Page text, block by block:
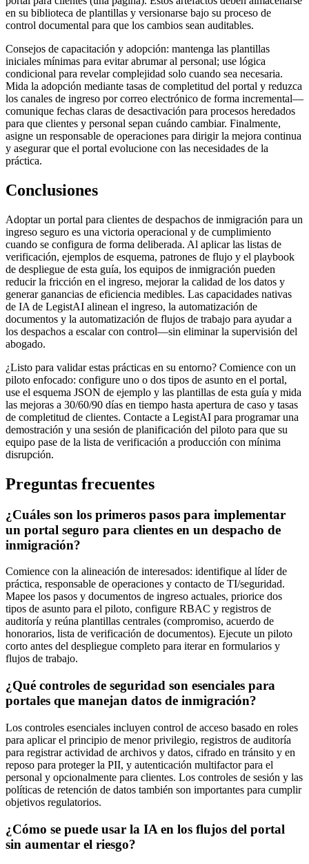
en su biblioteca de plantillas y versionarse bajo su proceso de
control documental para que los cambios sean auditables.
Consejos de capacitación y adopción: mantenga las plantillas
iniciales mínimas para evitar abrumar al personal; use lógica
condicional para revelar complejidad solo cuando sea necesaria.
Mida la adopción mediante tasas de completitud del portal y reduzca
los canales de ingreso por correo electrónico de forma incremental—
comunique fechas claras de desactivación para procesos heredados
para que clientes y personal sepan cuándo cambiar. Finalmente,
asigne un responsable de operaciones para dirigir la mejora continua
y asegurar que el portal evolucione con las necesidades de la
práctica.
Conclusiones
Adoptar un portal para clientes de despachos de inmigración para un
ingreso seguro es una victoria operacional y de cumplimiento
cuando se configura de forma deliberada. Al aplicar las listas de
verificación, ejemplos de esquema, patrones de flujo y el playbook
de despliegue de esta guía, los equipos de inmigración pueden
reducir la fricción en el ingreso, mejorar la calidad de los datos y
generar ganancias de eficiencia medibles. Las capacidades nativas
de IA de LegistAI alinean el ingreso, la automatización de
documentos y la automatización de flujos de trabajo para ayudar a
los despachos a escalar con control—sin eliminar la supervisión del
abogado.
¿Listo para validar estas prácticas en su entorno? Comience con un
piloto enfocado: configure uno o dos tipos de asunto en el portal,
use el esquema JSON de ejemplo y las plantillas de esta guía y mida
las mejoras a 30/60/90 días en tiempo hasta apertura de caso y tasas
de completitud de clientes. Contacte a LegistAI para programar una
demostración y una sesión de planificación del piloto para que su
equipo pase de la lista de verificación a producción con mínima
disrupción.
Preguntas frecuentes
¿Cuáles son los primeros pasos para implementar
un portal seguro para clientes en un despacho de
inmigración?
Comience con la alineación de interesados: identifique al líder de
práctica, responsable de operaciones y contacto de TI/seguridad.
Mapee los pasos y documentos de ingreso actuales, priorice dos
tipos de asunto para el piloto, configure RBAC y registros de
auditoría y reúna plantillas centrales (compromiso, acuerdo de
honorarios, lista de verificación de documentos). Ejecute un piloto
corto antes del despliegue completo para iterar en formularios y
flujos de trabajo.
¿Qué controles de seguridad son esenciales para
portales que manejan datos de inmigración?
Los controles esenciales incluyen control de acceso basado en roles
para aplicar el principio de menor privilegio, registros de auditoría
para registrar actividad de archivos y datos, cifrado en tránsito y en
reposo para proteger la PII, y autenticación multifactor para el
personal y opcionalmente para clientes. Los controles de sesión y las
políticas de retención de datos también son importantes para cumplir
objetivos regulatorios.
¿Cómo se puede usar la IA en los flujos del portal
sin aumentar el riesgo?